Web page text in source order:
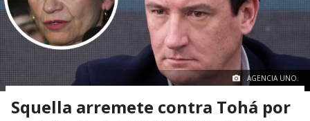
AGENCIA UNO.
Squella arremete contra Tohá por